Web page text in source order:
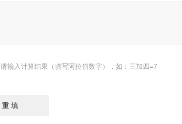
请输入计算结果（填写阿拉伯数字），如：三加四=7